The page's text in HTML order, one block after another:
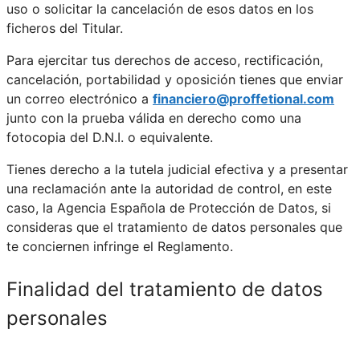
uso o solicitar la cancelación de esos datos en los
ficheros del Titular.
Para ejercitar tus derechos de acceso, rectificación,
cancelación, portabilidad y oposición tienes que enviar
un correo electrónico a financiero@proffetional.com
junto con la prueba válida en derecho como una
fotocopia del D.N.I. o equivalente.
Tienes derecho a la tutela judicial efectiva y a presentar
una reclamación ante la autoridad de control, en este
caso, la Agencia Española de Protección de Datos, si
consideras que el tratamiento de datos personales que
te conciernen infringe el Reglamento.
Finalidad del tratamiento de datos
personales